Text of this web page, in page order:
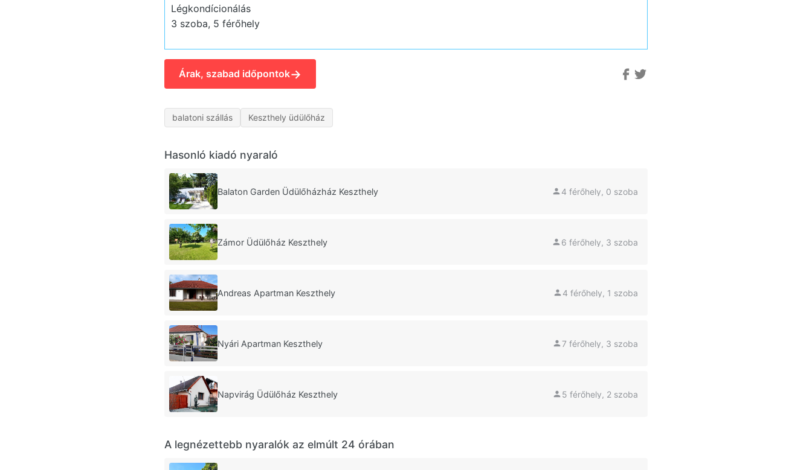
Légkondícionálás
3 szoba, 5 férőhely
Árak, szabad időpontok→
balatoni szállás Keszthely üdülőház
Hasonló kiadó nyaraló
Balaton Garden Üdülőházház Keszthely 4 férőhely, 0 szoba
Zámor Üdülőház Keszthely 6 férőhely, 3 szoba
Andreas Apartman Keszthely 4 férőhely, 1 szoba
Nyári Apartman Keszthely 7 férőhely, 3 szoba
Napvirág Üdülőház Keszthely 5 férőhely, 2 szoba
A legnézettebb nyaralók az elmúlt 24 órában